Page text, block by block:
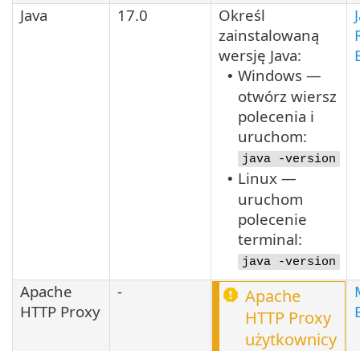
Java 17.0
Określ
zainstalowaną
wersję Java:
• Windows —
otwórz wiersz
polecenia i
uruchom:
java -version
• Linux —
uruchom
polecenie
terminal:
java -version
Apache
HTTP Proxy
-
Apache
HTTP Proxy
użytkownicy